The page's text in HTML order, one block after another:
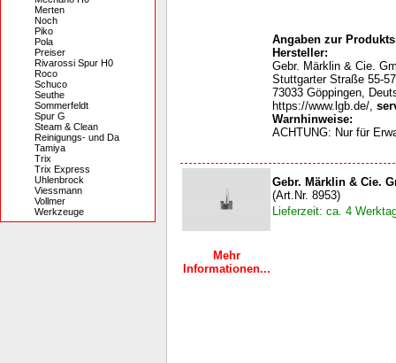
Merten
Noch
Piko
Pola
Preiser
Rivarossi Spur H0
Roco
Schuco
Seuthe
Sommerfeldt
Spur G
Steam & Clean
Reinigungs- und Da
Tamiya
Trix
Trix Express
Uhlenbrock
Viessmann
Vollmer
Werkzeuge
Angaben zur
Hersteller:
Gebr. Märklin & Cie.
Stuttgarter Straße 55-57
73033 Göppingen,
https://www.lgb.de/,
Warnhinweise:
ACHTUNG: Nur für
Mehr
Informationen...
Gebr. Märklin & Cie.
(Art.Nr. 8953)
Lieferzeit: ca. 4